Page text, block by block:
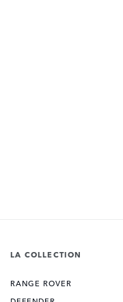
LA COLLECTION
RANGE ROVER